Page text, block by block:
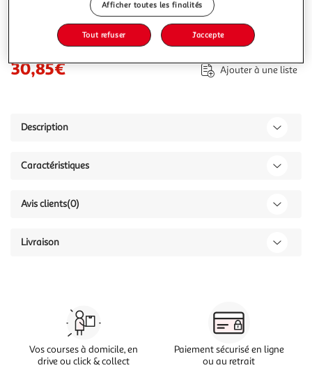
Fackelmann 30,85€
30,85€
Ajouter au panier
Ajouter à une liste
Description
Caractéristiques
Avis clients(0)
Livraison
Vos courses à domicile, en
drive ou click & collect
Paiement sécurisé en ligne
ou au retrait
Afficher toutes les finalités
Tout refuser J'accepte